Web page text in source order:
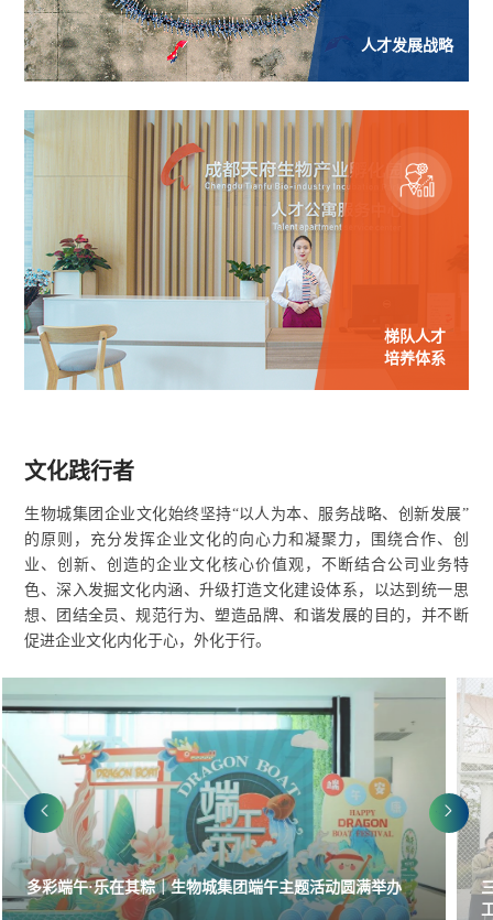
人才发展战略
梯队人才
培养体系
文化践行者
生物城集团企业文化始终坚持“以人为本、服务战略、创新发展”
的原则，充分发挥企业文化的向心力和凝聚力，围绕合作、创
业、创新、创造的企业文化核心价值观，不断结合公司业务特
色、深入发掘文化内涵、升级打造文化建设体系，以达到统一思
想、团结全员、规范行为、塑造品牌、和谐发展的目的，并不断
促进企业文化内化于心，外化于行。
满举办
三生融合笔绘美好蓝图 | 2023年“永安湖杯”生物城
工篮球赛圆满落幕！

